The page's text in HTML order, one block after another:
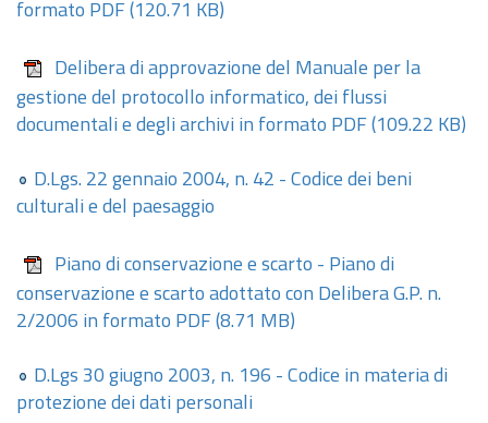
formato PDF (120.71 KB)
Delibera di approvazione del Manuale per la
gestione del protocollo informatico, dei flussi
documentali e degli archivi in formato PDF (109.22 KB)
D.Lgs. 22 gennaio 2004, n. 42 - Codice dei beni
culturali e del paesaggio
Piano di conservazione e scarto - Piano di
conservazione e scarto adottato con Delibera G.P. n.
2/2006 in formato PDF (8.71 MB)
D.Lgs 30 giugno 2003, n. 196 - Codice in materia di
protezione dei dati personali